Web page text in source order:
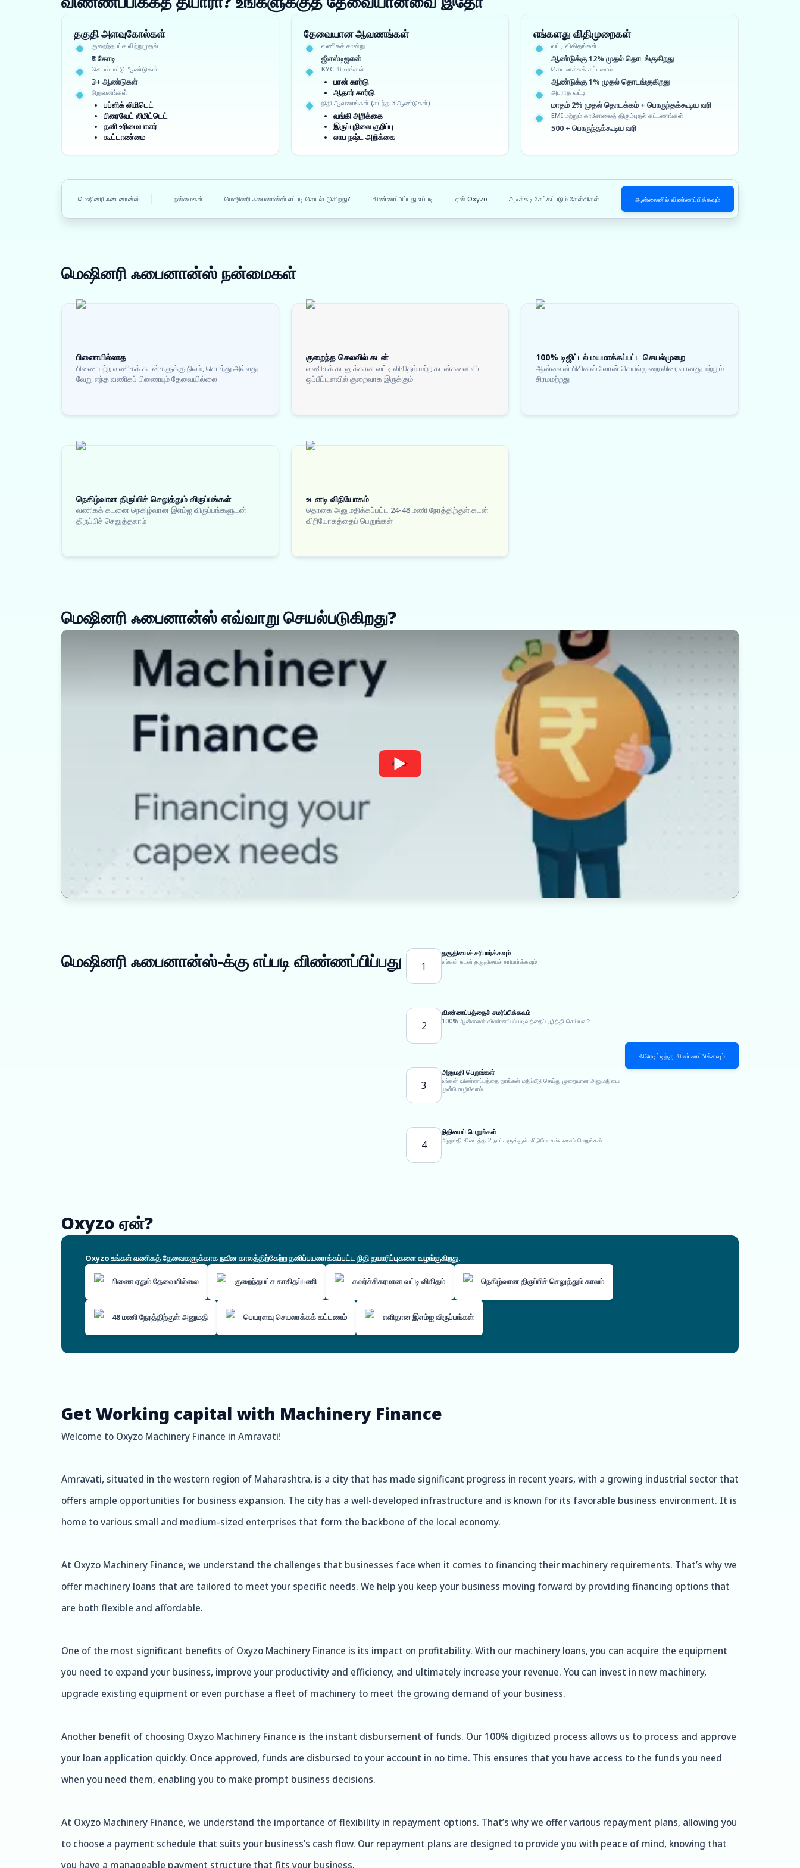
தகுதி அளவுகோல்கள்
குறைந்தபட்ச விற்றுமுதல்
₹3 கோடி
செயல்பாட்டு ஆண்டுகள்
3+ ஆண்டுகள்
நிறுவனங்கள்
பப்ளிக் லிமிடெட்
பிரைவேட் லிமிட்டெட்
தனி உரிமையாளர்
கூட்டாண்மை
தேவையான ஆவணங்கள்
வணிகச் சான்று
ஜிஎஸ்டிஐஎன்
KYC விவரங்கள்
பான் கார்டு
ஆதார் கார்டு
நிதி ஆவணங்கள் (கடந்த 3 ஆண்டுகள்)
வங்கி அறிக்கை
இருப்புநிலை குறிப்பு
லாப நஷ்ட அறிக்கை
எங்களது விதிமுறைகள்
வட்டி விகிதங்கள்
ஆண்டுக்கு 12% முதல் தொடங்குகிறது
செயலாக்கக் கட்டணம்
ஆண்டுக்கு 1% முதல் தொடங்குகிறது
அபராத வட்டி
மாதம் 2% முதல் தொடக்கம் + பொருந்தக்கூடிய வரி
EMI மற்றும் காசோலைத் திரும்புதல் கட்டணங்கள்
500 + பொருந்தக்கூடிய வரி
மெஷினரி ஃபைனான்ஸ் நன்மைகள் மெஷினரி ஃபைனான்ஸ் எப்படி செயல்படுகிறது? விண்ணப்பிப்பது எப்படி ஏன் Oxyzo அடிக்கடி கேட்கப்படும் கேள்விகள் ஆன்லைனில் விண்ணப்பிக்கவும்
மெஷினரி ஃபைனான்ஸ் நன்மைகள்
பிணையில்லாத
பிணையற்ற வணிகக் கடன்களுக்கு நிலம், சொத்து அல்லது
வேறு எந்த வணிகப் பிணையும் தேவையில்லை
குறைந்த செலவில் கடன்
வணிகக் கடனுக்கான வட்டி விகிதம் மற்ற கடன்களை விட
ஒப்பீட்டளவில் குறைவாக இருக்கும்
100% டிஜிட்டல் மயமாக்கப்பட்ட செயல்முறை
ஆன்லைன் பிசினஸ் லோன் செயல்முறை விரைவானது மற்றும்
சிரமமற்றது
நெகிழ்வான திருப்பிச் செலுத்தும் விருப்பங்கள்
வணிகக் கடனை நெகிழ்வான இஎம்ஐ விருப்பங்களுடன்
திருப்பிச் செலுத்தலாம்
உடனடி விநியோகம்
தொகை அனுமதிக்கப்பட்ட 24-48 மணி நேரத்திற்குள் கடன்
விநியோகத்தைப் பெறுங்கள்
மெஷினரி ஃபைனான்ஸ் எவ்வாறு செயல்படுகிறது?
Watch
மெஷினரி ஃபைனான்ஸ்-க்கு எப்படி விண்ணப்பிப்பது 1
தகுதியைச் சரிபார்க்கவும்
உங்கள் கடன் தகுதியைச் சரிபார்க்கவும்
2
விண்ணப்பத்தைச் சமர்ப்பிக்கவும்
100% ஆன்லைன் விண்ணப்பப் படிவத்தைப் பூர்த்தி செய்யவும்
3
அனுமதி பெறுங்கள்
உங்கள் விண்ணப்பத்தை நாங்கள் மதிப்பீடு செய்து முறையான அனுமதியை
முன்மொழிவோம்
4
நிதியைப் பெறுங்கள்
அனுமதி கிடைத்த 2 நாட்களுக்குள் விநியோகங்களைப் பெறுங்கள்
கிரெடிட்டிற்கு விண்ணப்பிக்கவும்
Oxyzo ஏன்?
Oxyzo உங்கள் வணிகத் தேவைகளுக்காக நவீன காலத்திற்கேற்ற தனிப்பயனாக்கப்பட்ட நிதி தயாரிப்புகளை வழங்குகிறது.
பிணை ஏதும் தேவையில்லை குறைந்தபட்ச காகிதப்பணி கவர்ச்சிகரமான வட்டி விகிதம் நெகிழ்வான திருப்பிச் செலுத்தும் காலம்
48 மணி நேரத்திற்குள் அனுமதி பெயரளவு செயலாக்கக் கட்டணம் எளிதான இஎம்ஐ விருப்பங்கள்
Get Working capital with Machinery Finance
Welcome to Oxyzo Machinery Finance in Amravati!
Amravati, situated in the western region of Maharashtra, is a city that has made significant progress in recent years, with a growing industrial sector that
offers ample opportunities for business expansion. The city has a well-developed infrastructure and is known for its favorable business environment. It is
home to various small and medium-sized enterprises that form the backbone of the local economy.
At Oxyzo Machinery Finance, we understand the challenges that businesses face when it comes to financing their machinery requirements. That’s why we
offer machinery loans that are tailored to meet your specific needs. We help you keep your business moving forward by providing financing options that
are both flexible and affordable.
One of the most significant benefits of Oxyzo Machinery Finance is its impact on profitability. With our machinery loans, you can acquire the equipment
you need to expand your business, improve your productivity and efficiency, and ultimately increase your revenue. You can invest in new machinery,
upgrade existing equipment or even purchase a fleet of machinery to meet the growing demand of your business.
Another benefit of choosing Oxyzo Machinery Finance is the instant disbursement of funds. Our 100% digitized process allows us to process and approve
your loan application quickly. Once approved, funds are disbursed to your account in no time. This ensures that you have access to the funds you need
when you need them, enabling you to make prompt business decisions.
At Oxyzo Machinery Finance, we understand the importance of flexibility in repayment options. That’s why we offer various repayment plans, allowing you
to choose a payment schedule that suits your business’s cash flow. Our repayment plans are designed to provide you with peace of mind, knowing that
you have a manageable payment structure that fits your business.